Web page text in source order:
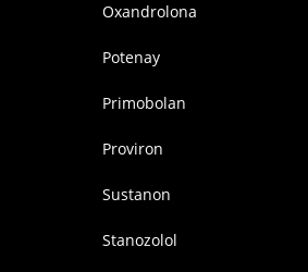
Oxandrolona
Potenay
Primobolan
Proviron
Sustanon
Stanozolol